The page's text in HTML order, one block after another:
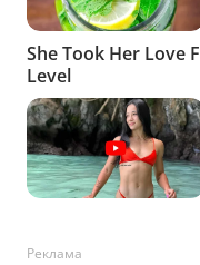
Реклама